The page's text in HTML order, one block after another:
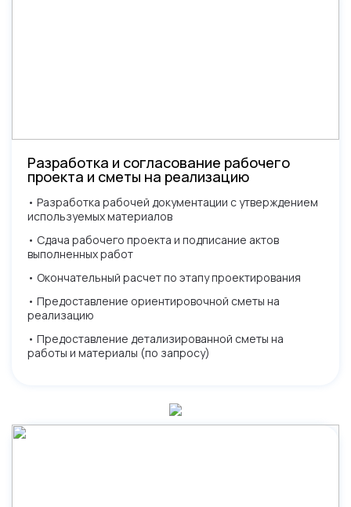
Разработка и согласование рабочего
проекта и сметы на реализацию
• Разработка рабочей документации с утверждением
используемых материалов
• Сдача рабочего проекта и подписание актов
выполненных работ
• Окончательный расчет по этапу проектирования
• Предоставление ориентировочной сметы на
реализацию
• Предоставление детализированной сметы на
работы и материалы (по запросу)